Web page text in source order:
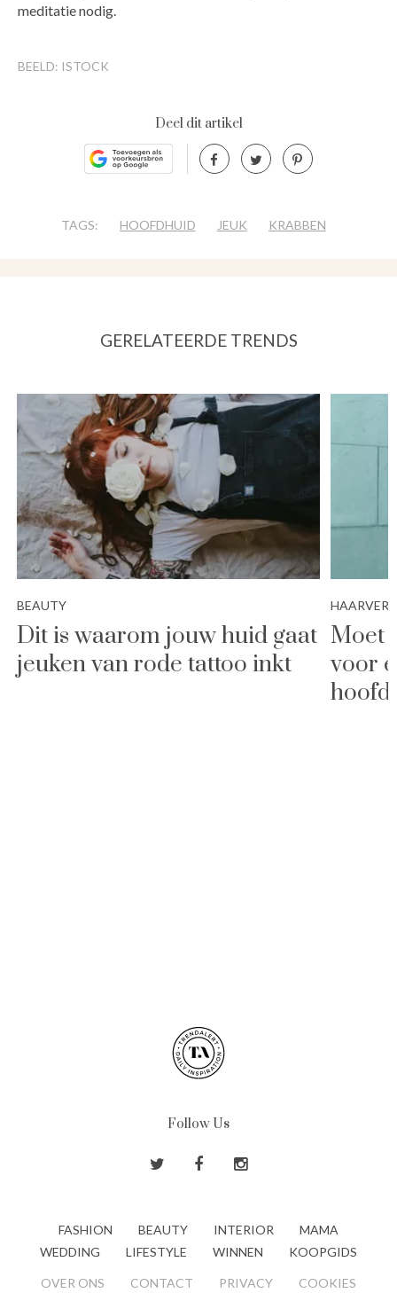
meditatie nodig.
BEELD: ISTOCK
Deel dit artikel
TAGS: HOOFDHUID JEUK KRABBEN
GERELATEERDE TRENDS
BEAUTY
Dit is waarom jouw huid gaat
jeuken van rode tattoo inkt
Moet
voor
Follow Us
FASHION BEAUTY INTERIOR
MAMA
WEDDING
LIFESTYLE WINNEN KOOPGIDS
OVER ONS CONTACT PRIVACY COOKIES